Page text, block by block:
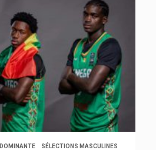
DOMINANTE
SÉLECTIONS MASCULINES